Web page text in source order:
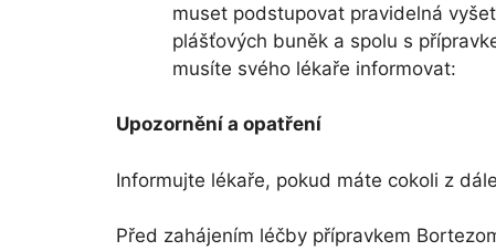
muset podstupovat pravidelná
plášťových buněk a spolu s
musíte svého lékaře informovat:
Upozornění a opatření
Informujte lékaře, pokud máte cokoli z
Před zahájením léčby přípravkem